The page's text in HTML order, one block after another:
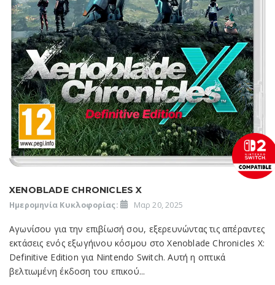
XENOBLADE CHRONICLES X
Ημερομηνία Κυκλοφορίας: Μαρ 20, 2025
Αγωνίσου για την επιβίωσή σου, εξερευνώντας τις απέραντες
εκτάσεις ενός εξωγήινου κόσμου στο Xenoblade Chronicles X:
Definitive Edition για Nintendo Switch. Αυτή η οπτικά
βελτιωμένη έκδοση του επικού...